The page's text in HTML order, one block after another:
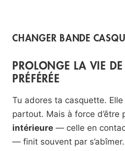
CHANGER BANDE
PROLONGE LA VIE
PRÉFÉRÉE
Tu adores ta casquette. Elle
partout. Mais à force d’être
intérieure — celle en
— finit souvent par